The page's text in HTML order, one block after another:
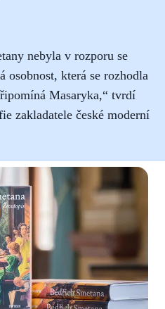
nebyla v rozporu se
osobnost, která se rozhodla
Masaryka,“ tvrdí
zakladatele české moderní